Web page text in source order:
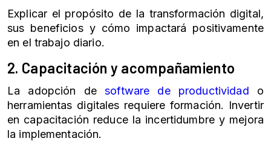
Explicar el propósito de la transformación digital,
sus beneficios y cómo impactará positivamente
en el trabajo diario.
2. Capacitación y acompañamiento
La adopción desoftware de productividad o
herramientas digitales requiere formación. Invertir
en capacitación reduce la incertidumbre y mejora
la implementación.